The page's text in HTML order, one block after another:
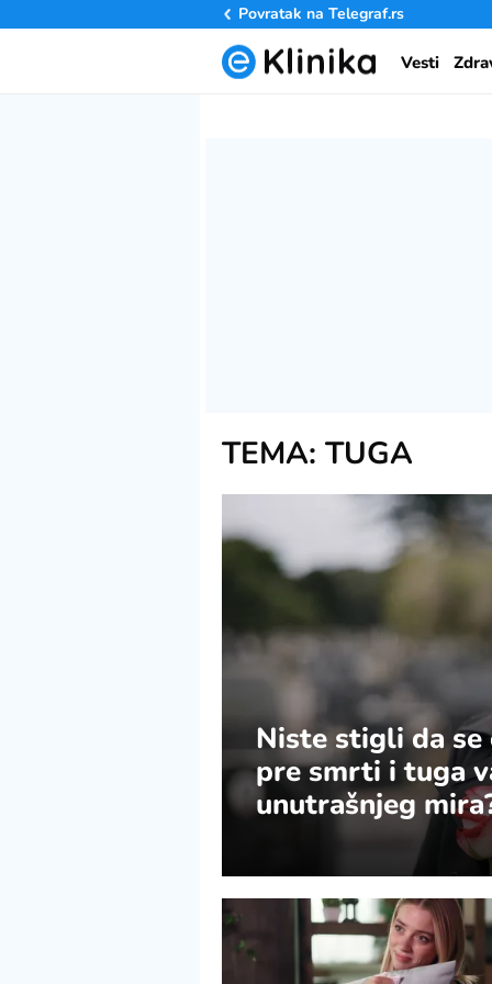
Povratak na Telegraf.rs
Vesti
TEMA: TUGA
Niste stigli da
pre smrti i tuga
unutrašnjeg